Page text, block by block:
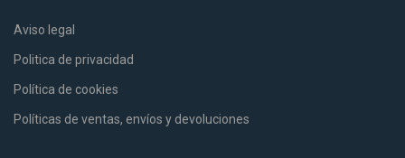
Aviso legal
Politica de privacidad
Política de cookies
Políticas de ventas, envíos y devoluciones